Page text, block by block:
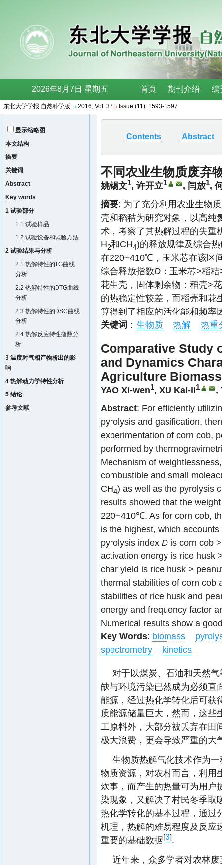
东北大学学报:自然科学版 2016, Vol. 37 Issue (11): 1593-1597
显示缩略图
本文结构
摘要
关键词
Abstract
Key words
1 试验部分
1.1 试验样品
1.2 试验设备和试验方法
2 试验结果与分析
2.1 热解特性的TG曲线
分析
2.2 热解特性的DTG曲线
分析
2.3 热解特性的DSC曲线
分析
2.4 热解反应特性指数分
析
3 温度对气相产物析出的影
响
4 热解动力学特性分析
5 结论
参考文献
Contents Abstract
不同农业生物质废弃
姚锡文1, 许开立1 , 闫放1,
摘要: 为了充分利用农业生物
壳和稻秸为研究对象，以高纯
术，考察了其热解过程的失重
H2和CH4)的释放规律及综合
在220~410℃，玉米芯在该区
综合释放指数D ：玉米芯>稻
花生壳，固体剩余物：稻壳>
的热稳定性较差，而稻壳和花
算得到了相应的活化能和频率
关键词 ： 生物质 热解 热重
Comparative Study
and Dynamics
Agriculture
YAO Xi-wen1, XU Kai-li1 ,
Abstract: For efficiently
pyrolysis and gasification,
experimentation of corn cob,
performed by
Mechanism of
combustible and small
CH4) as well as the pyrolysis
results showed that the
220~410℃. As for corn cob,
is the highest, which
pyrolysis index D is corn cob
activation energy is rice husk
char yield is rice husk >
thermal stabilities of corn cob
stabilities of rice husk and
energy and frequency factor
Numerical results show a
Key Words: biomass
spectrometry
kinetics
对于以煤炭、石油和天然
缺与环境污染已然成为必须直
能源，经过热化学转化后可获
质能源储量巨大，然而，这些
工原料外，大部分被丢弃在田
极大浪费，更会导致严重的大
生物质热解气化技术作为
物质资源，对农村而言，利用
炊事，而产生的热量可为用户
染现象，又解决了村民冬季取
热化学转化的基本过程，通过
机理，热解的难易程度及反应
重要的基础数据[3].
近年来，众多学者对农林